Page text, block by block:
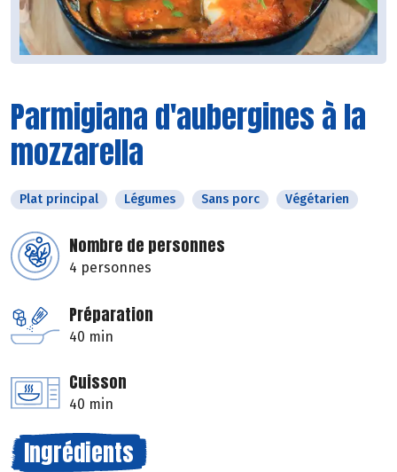
Parmigiana d'aubergines à la
mozzarella
Plat principal Légumes Sans porc Végétarien
Nombre de personnes
4 personnes
Préparation
40 min
Cuisson
40 min
Ingrédients